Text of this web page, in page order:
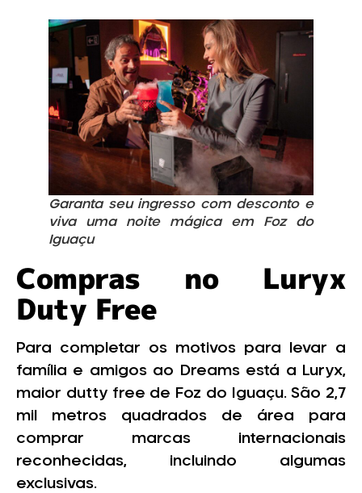
Garanta seu ingresso com desconto e
viva uma noite mágica em Foz do
Iguaçu
Compras no Luryx
Duty Free
Para completar os motivos para levar a
família e amigos ao Dreams está a Luryx,
maior dutty free de Foz do Iguaçu. São 2,7
mil metros quadrados de área para
comprar marcas internacionais
reconhecidas, incluindo algumas
exclusivas.